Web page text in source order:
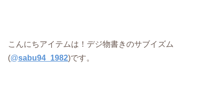
こんにちアイテムは！デジ物書きのサブイズム
(@sabu94_1982)です。